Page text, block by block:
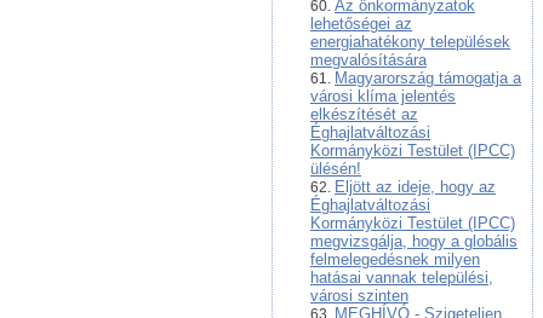
Az önkormányzatok
lehetőségei az
energiahatékony települések
megvalósítására
Magyarország támogatja a
városi klíma jelentés
elkészítését az
Éghajlatváltozási
Kormányközi Testület (IPCC)
ülésén!
Eljött az ideje, hogy az
Éghajlatváltozási
Kormányközi Testület (IPCC)
megvizsgálja, hogy a globális
felmelegedésnek milyen
hatásai vannak települési,
városi szinten
MEGHÍVÓ - Szigeteljen